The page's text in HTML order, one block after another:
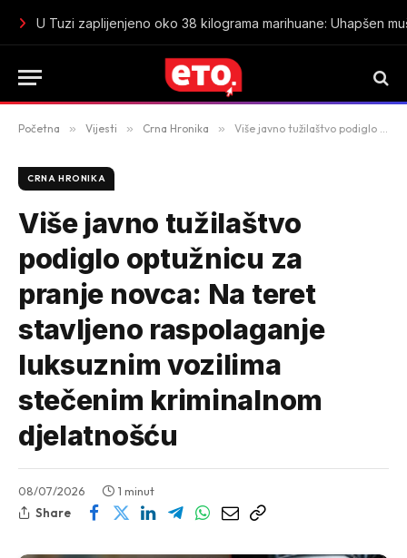
Sin osumnjičen da je tukao majku do smrti u stanu na Novom
Početna » Vijesti » Crna Hronika » Više javno tužilaštvo podiglo optužnicu za pranje novca: Na teret stavljeno raspolaganje luksuznim vozilima stečenim kriminalnom djelatnošću
CRNA HRONIKA
Više javno tužilaštvo
podiglo optužnicu za
pranje novca: Na teret
stavljeno raspolaganje
luksuznim vozilima
stečenim kriminalnom
djelatnošću
08/07/2026
1 minut
Share